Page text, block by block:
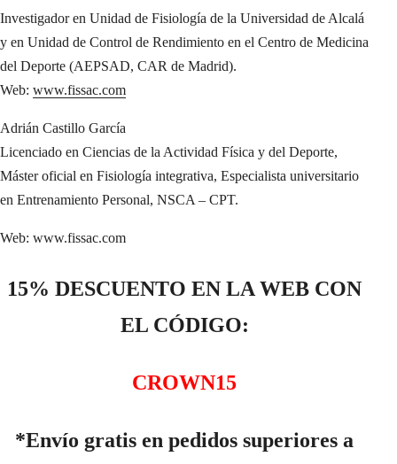
Investigador en Unidad de Fisiología de la Universidad de Alcalá
y en Unidad de Control de Rendimiento en el Centro de Medicina
del Deporte (AEPSAD, CAR de Madrid).
Web: www.fissac.com
Adrián Castillo García
Licenciado en Ciencias de la Actividad Física y del Deporte,
Máster oficial en Fisiología integrativa, Especialista universitario
en Entrenamiento Personal, NSCA – CPT.
Web: www.fissac.com
15% DESCUENTO EN LA WEB CON
EL CÓDIGO:
CROWN15
*Envío gratis en pedidos superiores a